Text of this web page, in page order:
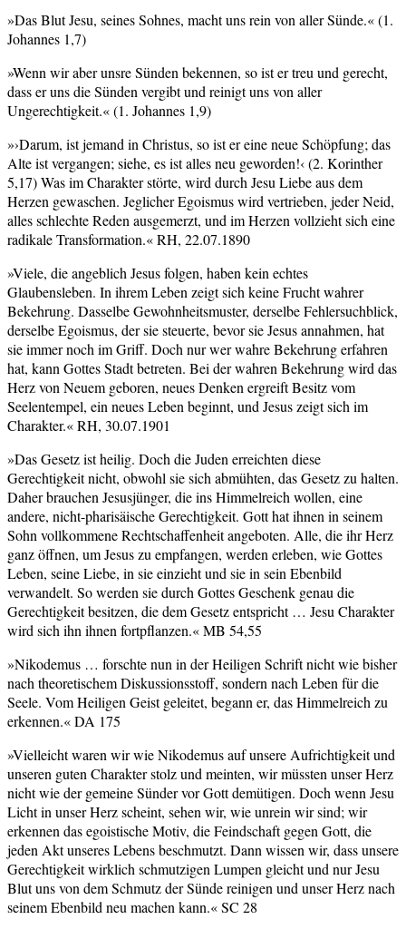
»Das Blut Jesu, seines Sohnes, macht uns rein von aller Sünde.« (1.
Johannes 1,7)
»Wenn wir aber unsre Sünden bekennen, so ist er treu und gerecht,
dass er uns die Sünden vergibt und reinigt uns von aller
Ungerechtigkeit.« (1. Johannes 1,9)
»›Darum, ist jemand in Christus, so ist er eine neue Schöpfung; das
Alte ist vergangen; siehe, es ist alles neu geworden!‹ (2. Korinther
5,17) Was im Charakter störte, wird durch Jesu Liebe aus dem
Herzen gewaschen. Jeglicher Egoismus wird vertrieben, jeder Neid,
alles schlechte Reden ausgemerzt, und im Herzen vollzieht sich eine
radikale Transformation.« RH, 22.07.1890
»Viele, die angeblich Jesus folgen, haben kein echtes
Glaubensleben. In ihrem Leben zeigt sich keine Frucht wahrer
Bekehrung. Dasselbe Gewohnheitsmuster, derselbe Fehlersuchblick,
derselbe Egoismus, der sie steuerte, bevor sie Jesus annahmen, hat
sie immer noch im Griff. Doch nur wer wahre Bekehrung erfahren
hat, kann Gottes Stadt betreten. Bei der wahren Bekehrung wird das
Herz von Neuem geboren, neues Denken ergreift Besitz vom
Seelentempel, ein neues Leben beginnt, und Jesus zeigt sich im
Charakter.« RH, 30.07.1901
»Das Gesetz ist heilig. Doch die Juden erreichten diese
Gerechtigkeit nicht, obwohl sie sich abmühten, das Gesetz zu halten.
Daher brauchen Jesusjünger, die ins Himmelreich wollen, eine
andere, nicht-pharisäische Gerechtigkeit. Gott hat ihnen in seinem
Sohn vollkommene Rechtschaffenheit angeboten. Alle, die ihr Herz
ganz öffnen, um Jesus zu empfangen, werden erleben, wie Gottes
Leben, seine Liebe, in sie einzieht und sie in sein Ebenbild
verwandelt. So werden sie durch Gottes Geschenk genau die
Gerechtigkeit besitzen, die dem Gesetz entspricht … Jesu Charakter
wird sich ihn ihnen fortpflanzen.« MB 54,55
»Nikodemus … forschte nun in der Heiligen Schrift nicht wie bisher
nach theoretischem Diskussionsstoff, sondern nach Leben für die
Seele. Vom Heiligen Geist geleitet, begann er, das Himmelreich zu
erkennen.« DA 175
»Vielleicht waren wir wie Nikodemus auf unsere Aufrichtigkeit und
unseren guten Charakter stolz und meinten, wir müssten unser Herz
nicht wie der gemeine Sünder vor Gott demütigen. Doch wenn Jesu
Licht in unser Herz scheint, sehen wir, wie unrein wir sind; wir
erkennen das egoistische Motiv, die Feindschaft gegen Gott, die
jeden Akt unseres Lebens beschmutzt. Dann wissen wir, dass unsere
Gerechtigkeit wirklich schmutzigen Lumpen gleicht und nur Jesu
Blut uns von dem Schmutz der Sünde reinigen und unser Herz nach
seinem Ebenbild neu machen kann.« SC 28